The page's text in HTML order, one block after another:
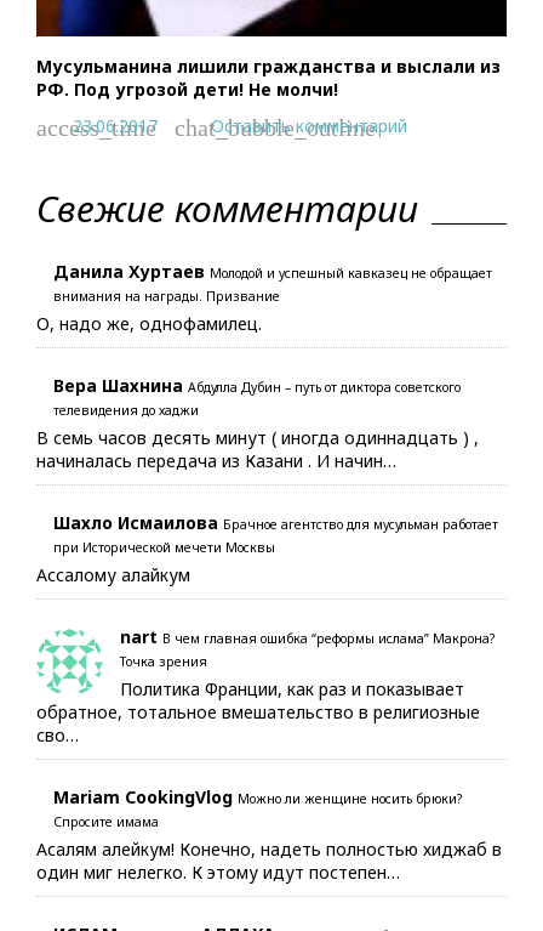
Мусульманина лишили гражданства и выслали из
РФ. Под угрозой дети! Не молчи!
access_time
23.06.2017 chat_bubble_outline
Оставить комментарий
Свежие комментарии
Данила Хуртаев Молодой и успешный кавказец не обращает
внимания на награды. Призвание
О, надо же, однофамилец.
Вера Шахнина Абдулла Дубин – путь от диктора советского
телевидения до хаджи
В семь часов десять минут ( иногда одиннадцать ) ,
начиналась передача из Казани . И начин…
Шахло Исмаилова Брачное агентство для мусульман работает
при Исторической мечети Москвы
Ассалому алайкум
nart В чем главная ошибка “реформы ислама” Макрона?
Точка зрения
Политика Франции, как раз и показывает
обратное, тотальное вмешательство в религиозные
сво…
Mariam CookingVlog Можно ли женщине носить брюки?
Спросите имама
Асалям алейкум! Конечно, надеть полностью хиджаб в
один миг нелегко. К этому идут постепен…